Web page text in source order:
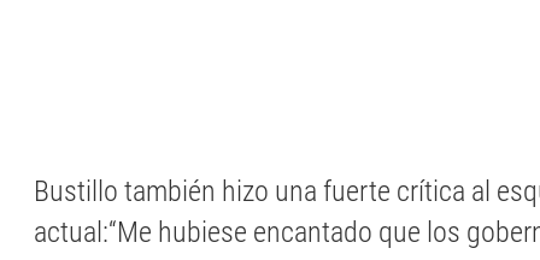
Bustillo también hizo una fuerte crítica al
actual:“Me hubiese encantado que los